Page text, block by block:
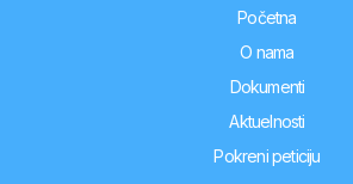
Početna
O nama
Dokumenti
Aktuelnosti
Pokreni peticiju